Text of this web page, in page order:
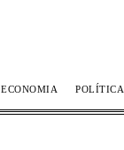
ECONOMIA POLÍTICA